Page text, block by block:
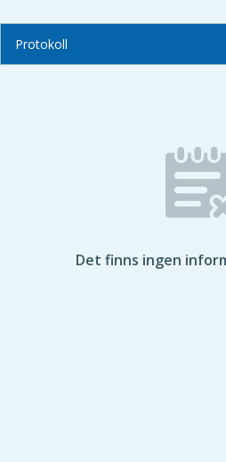
Protokoll
Det finns ingen